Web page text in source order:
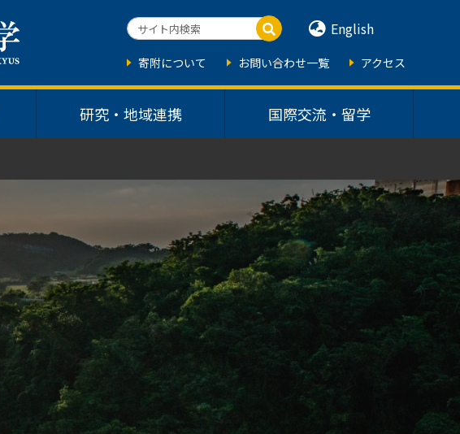
研究・地域連携 国際交流・留学
English
寄附について お問い合わせ一覧 アクセス